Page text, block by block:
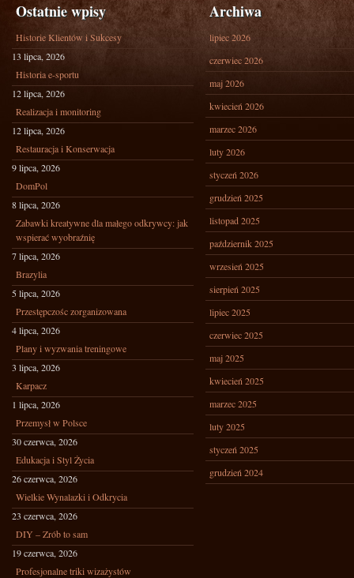
Ostatnie wpisy
Historie Klientów i Sukcesy
13 lipca, 2026
Historia e-sportu
12 lipca, 2026
Realizacja i monitoring
12 lipca, 2026
Restauracja i Konserwacja
9 lipca, 2026
DomPol
8 lipca, 2026
Zabawki kreatywne dla małego odkrywcy: jak
wspierać wyobraźnię
7 lipca, 2026
Brazylia
5 lipca, 2026
Przestępczośc zorganizowana
4 lipca, 2026
Plany i wyzwania treningowe
3 lipca, 2026
Karpacz
1 lipca, 2026
Przemysł w Polsce
30 czerwca, 2026
Edukacja i Styl Życia
26 czerwca, 2026
Wielkie Wynalazki i Odkrycia
23 czerwca, 2026
DIY – Zrób to sam
19 czerwca, 2026
Profesjonalne triki wizażystów
Archiwa
lipiec 2026
czerwiec 2026
maj 2026
kwiecień 2026
marzec 2026
luty 2026
styczeń 2026
grudzień 2025
listopad 2025
październik 2025
wrzesień 2025
sierpień 2025
lipiec 2025
czerwiec 2025
maj 2025
kwiecień 2025
marzec 2025
luty 2025
styczeń 2025
grudzień 2024